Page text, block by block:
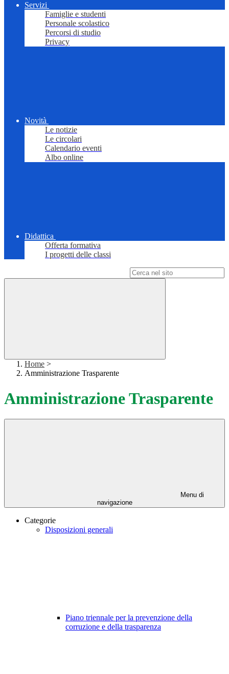
Servizi
Famiglie e studenti
Personale scolastico
Percorsi di studio
Privacy
Novità
Le notizie
Le circolari
Calendario eventi
Albo online
Didattica
Offerta formativa
I progetti delle classi
Home >
Amministrazione Trasparente
Amministrazione Trasparente
Menu di
navigazione
Categorie
Disposizioni generali
Piano triennale per la prevenzione della
corruzione e della trasparenza